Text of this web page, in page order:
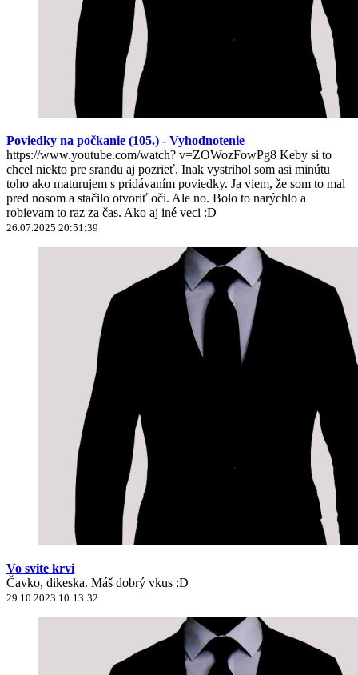
Poviedky na počkanie (105.) - Vyhodnotenie
https://www.youtube.com/watch? v=ZOWozFowPg8 Keby si to
chcel niekto pre srandu aj pozrieť. Inak vystrihol som asi minútu
toho ako maturujem s pridávaním poviedky. Ja viem, že som to mal
pred nosom a stačilo otvoriť oči. Ale no. Bolo to narýchlo a
robievam to raz za čas. Ako aj iné veci :D
26.07.2025 20:51:39
Vo svite krvi
Čavko, dikeska. Máš dobrý vkus :D
29.10.2023 10:13:32